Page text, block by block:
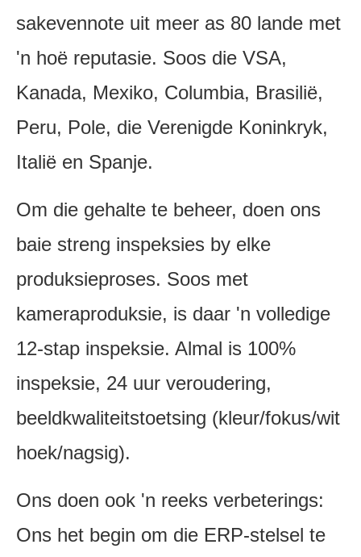
sakevennote uit meer as 80 lande met
'n hoë reputasie. Soos die VSA,
Kanada, Mexiko, Columbia, Brasilië,
Peru, Pole, die Verenigde Koninkryk,
Italië en Spanje.
Om die gehalte te beheer, doen ons
baie streng inspeksies by elke
produksieproses. Soos met
kameraproduksie, is daar 'n volledige
12-stap inspeksie. Almal is 100%
inspeksie, 24 uur veroudering,
beeldkwaliteitstoetsing (kleur/fokus/wit
hoek/nagsig).
Ons doen ook 'n reeks verbeterings:
Ons het begin om die ERP-stelsel te